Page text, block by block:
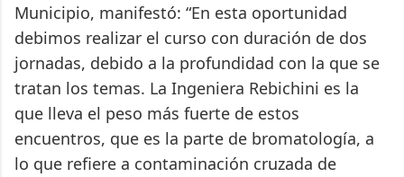
Municipio, manifestó: “En esta oportunidad
debimos realizar el curso con duración de dos
jornadas, debido a la profundidad con la que se
tratan los temas. La Ingeniera Rebichini es la
que lleva el peso más fuerte de estos
encuentros, que es la parte de bromatología, a
lo que refiere a contaminación cruzada de